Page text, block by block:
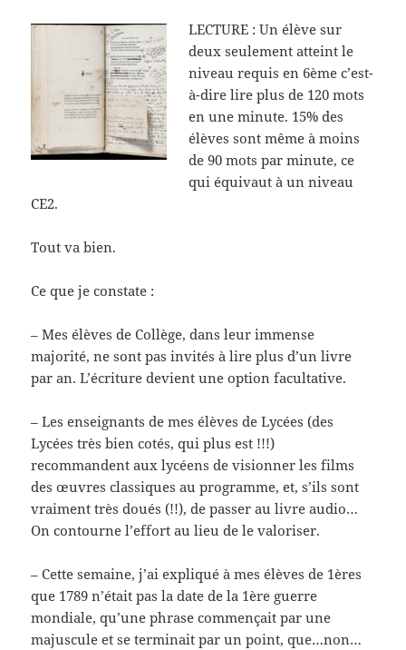
LECTURE : Un élève sur
deux seulement atteint le
niveau requis en 6ème c’est-
à-dire lire plus de 120 mots
en une minute. 15% des
élèves sont même à moins
de 90 mots par minute, ce
qui équivaut à un niveau
CE2.
Tout va bien.
Ce que je constate :
– Mes élèves de Collège, dans leur immense
majorité, ne sont pas invités à lire plus d’un livre
par an. L’écriture devient une option facultative.
– Les enseignants de mes élèves de Lycées (des
Lycées très bien cotés, qui plus est !!!)
recommandent aux lycéens de visionner les films
des œuvres classiques au programme, et, s’ils sont
vraiment très doués (!!), de passer au livre audio…
On contourne l’effort au lieu de le valoriser.
– Cette semaine, j’ai expliqué à mes élèves de 1ères
que 1789 n’était pas la date de la 1ère guerre
mondiale, qu’une phrase commençait par une
majuscule et se terminait par un point, que…non…